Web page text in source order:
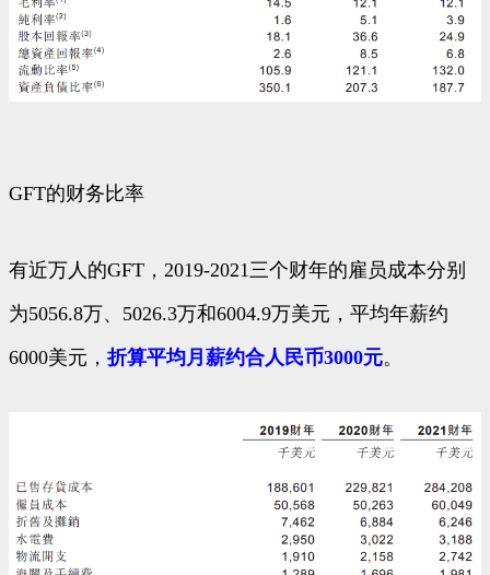
GFT的财务比率
有近万人的GFT，2019-2021三个财年的雇员成本分别
为5056.8万、5026.3万和6004.9万美元，平均年薪约
6000美元， 折算平均月薪约合人民币3000元。